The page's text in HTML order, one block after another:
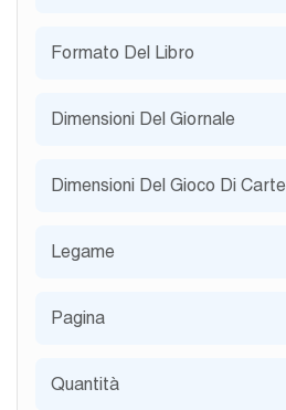
Formato Del Libro
Dimensioni Del Giornale
Dimensioni Del Gioco Di Carte
Legame
Pagina
Quantità